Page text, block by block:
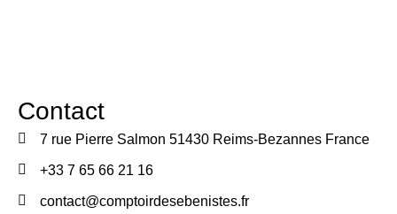
Contact
7 rue Pierre Salmon 51430 Reims-Bezannes France
+33 7 65 66 21 16
contact@comptoirdesebenistes.fr